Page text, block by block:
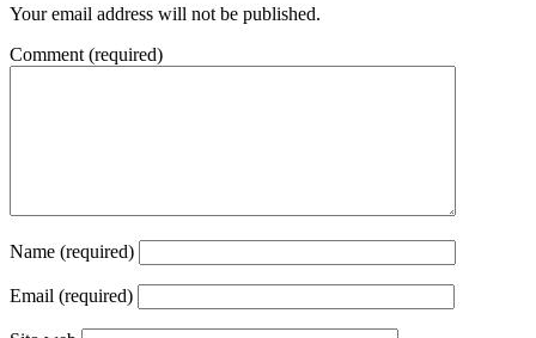
Your email address will not be published.
Comment (required)
Name (required)
Email (required)